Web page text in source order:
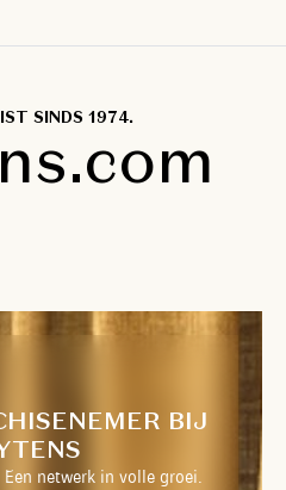
SINDS 1974.
BIJ
Een netwerk in volle groei.